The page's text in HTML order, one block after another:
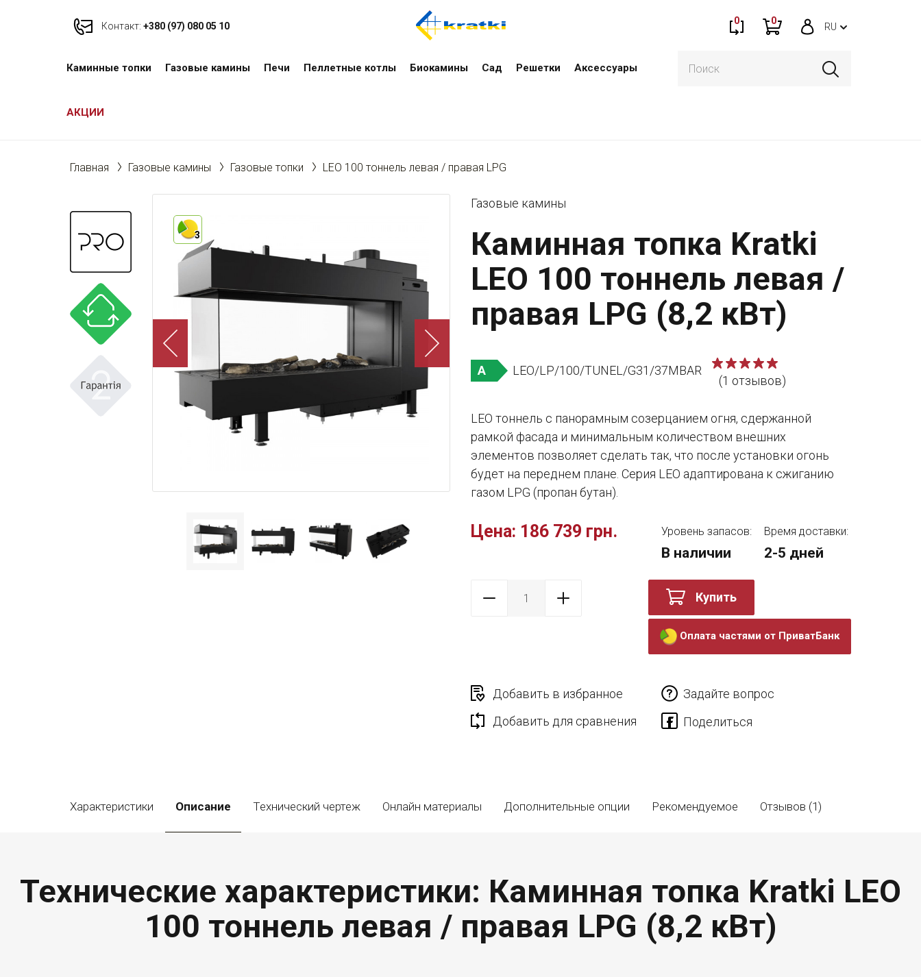
Контакт: +380 (97) 080 05 10 0 0
RU
Каминные топки Газовые камины Печи Пеллетные котлы Биокамины Сад Решетки Аксессуары
АКЦИИ
Главная Газовые камины Газовые топки LEO 100 тоннель левая / правая LPG
3
Газовые камины
Каминная топка Kratki
LEO 100 тоннель левая /
правая LPG (8,2 кВт)
A LEO/LP/100/TUNEL/G31/37MBAR
(1 отзывов)
LEO тоннель с панорамным созерцанием огня, сдержанной
рамкой фасада и минимальным количеством внешних
элементов позволяет сделать так, что после установки огонь
будет на переднем плане. Серия LEO адаптирована к сжиганию
газом LPG (пропан бутан).
Цена: 186 739 грн. Уровень запасов:
В наличии
Время доставки:
2-5 дней
Купить
Оплата частями от ПриватБанк
Добавить в избранное
Задайте вопрос
Добавить для сравнения
Характеристики Описание Технический чертеж Онлайн материалы Дополнительные опции Рекомендуемое Отзывов (1)
Технические характеристики: Каминная топка Kratki LEO
100 тоннель левая / правая LPG (8,2 кВт)